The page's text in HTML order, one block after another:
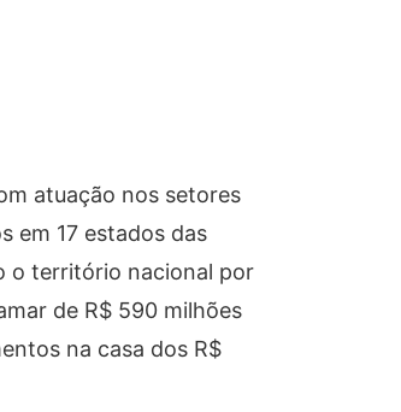
atuação nos setores
em 17 estados das
o território nacional por
de R$ 590 milhões
na casa dos R$